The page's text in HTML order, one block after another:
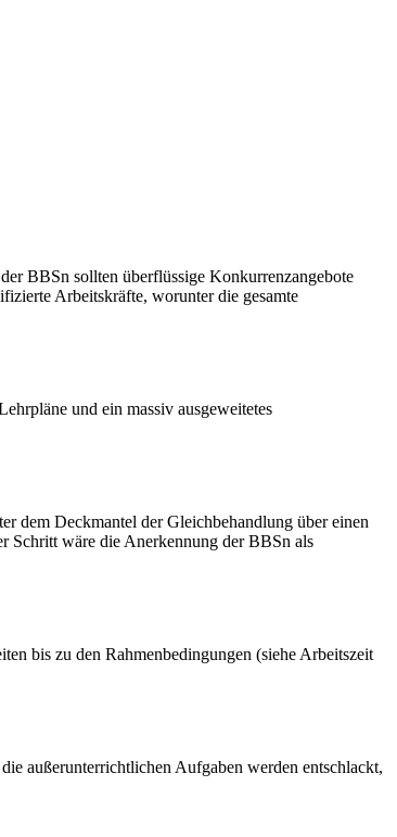
BBSn sollten überflüssige Konkurrenzangebote
Arbeitskräfte, worunter die gesamte
und ein massiv ausgeweitetes
dem Deckmantel der Gleichbehandlung über einen
Schritt wäre die Anerkennung der BBSn als
bis zu den Rahmenbedingungen (siehe Arbeitszeit
außerunterrichtlichen Aufgaben werden entschlackt,